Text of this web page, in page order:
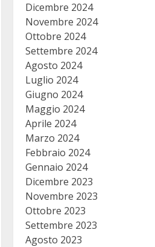
Dicembre 2024
Novembre 2024
Ottobre 2024
Settembre 2024
Agosto 2024
Luglio 2024
Giugno 2024
Maggio 2024
Aprile 2024
Marzo 2024
Febbraio 2024
Gennaio 2024
Dicembre 2023
Novembre 2023
Ottobre 2023
Settembre 2023
Agosto 2023